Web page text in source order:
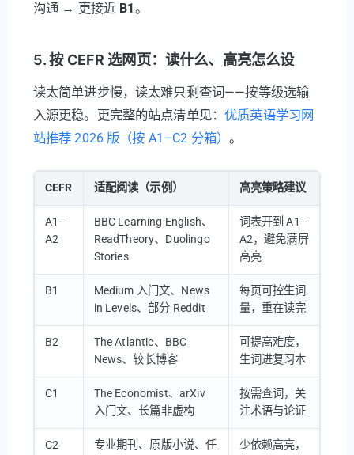
沟通 → 更接近 B1。
5. 按 CEFR 选网页：读什么、高亮怎么设
读太简单进步慢，读太难只剩查词——按等级选输
入源更稳。更完整的站点清单见：优质英语学习网
站推荐 2026 版（按 A1–C2 分箱）。
CEFR 适配阅读（示例） 高亮策略建议
A1–
A2
BBC Learning English、
ReadTheory、Duolingo
Stories
词表开到 A1–
A2，避免满屏
高亮
B1
Medium 入门文、News
in Levels、部分 Reddit
每页可控生词
量，重在读完
B2
The Atlantic、BBC
News、较长博客
可提高难度，
生词进复习本
C1
The Economist、arXiv
入门文、长篇非虚构
按需查词，关
注术语与论证
C2
专业期刊、原版小说、任
少依赖高亮，